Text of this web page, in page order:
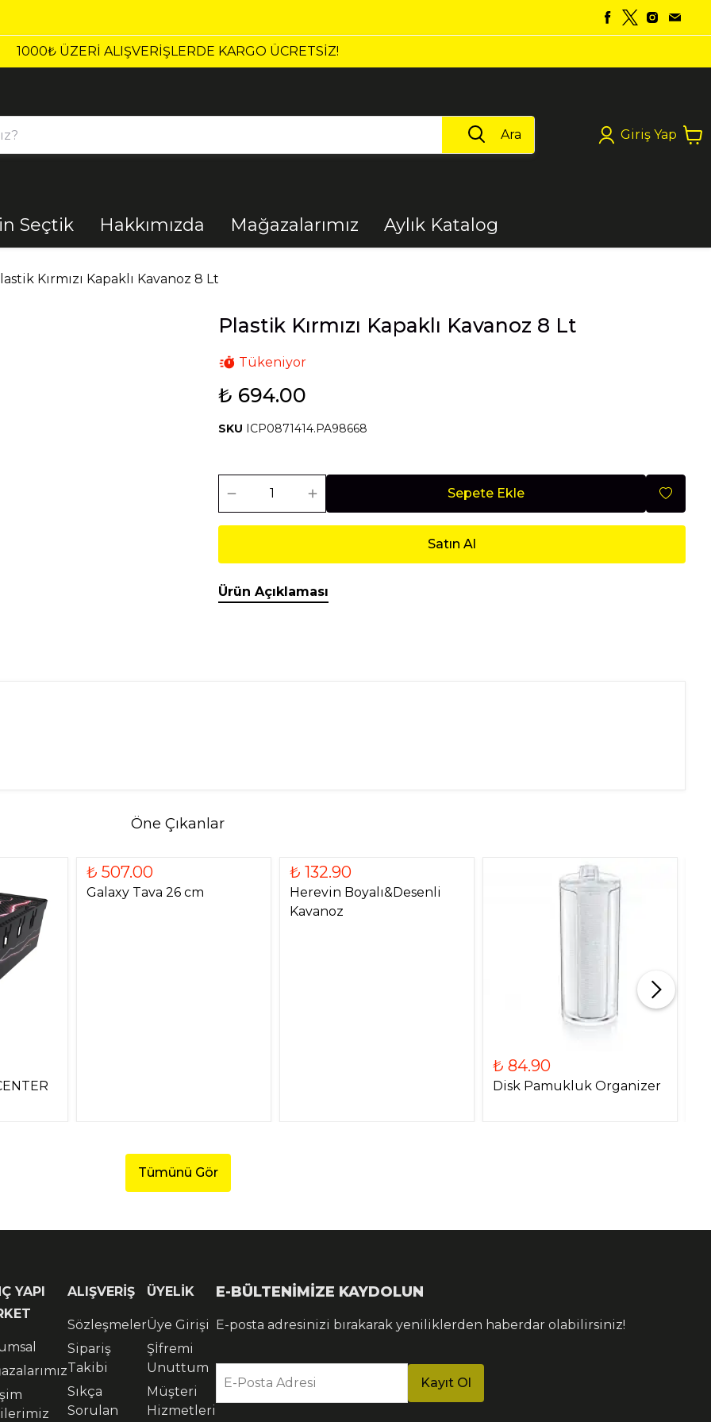
ÜZERI ALIŞVERIŞLERDE KARGO ÜCRETSİZ!
Ara Giriş Yap
Bahçe Banyo
Elektrik
Elektrikli Aletler
Makineler
Tesisat
Malzemeleri
Nisan 2026
Seçtik Hakkımızda Mağazalarımız Aylık Katalog
Kırmızı Kapaklı Kavanoz 8 Lt
Plastik Kırmızı Kapaklı Kavanoz 8 Lt
Tükeniyor
₺ 694.00
SKU ICP0871414.PA98668
Sepete Ekle
Satın Al
Ürün Açıklaması
Öne Çıkanlar
₺ 507.00
Galaxy Tava 26 cm
₺ 132.90
Herevin Boyalı&Desenli
Kavanoz
₺ 84.90
Disk Pamukluk Organizer
Tümünü Gör
YAPI
ALIŞVERİŞ
Sözleşmeler
Sipariş
Takibi
Sıkça
Sorulan
ÜYELİK
Üye Girişi
Şİfremi
Unuttum
Müşteri
Hizmetleri
E-BÜLTENİMİZE KAYDOLUN
E-posta adresinizi bırakarak yeniliklerden haberdar olabilirsiniz!
E-Posta Adresi Kayıt Ol